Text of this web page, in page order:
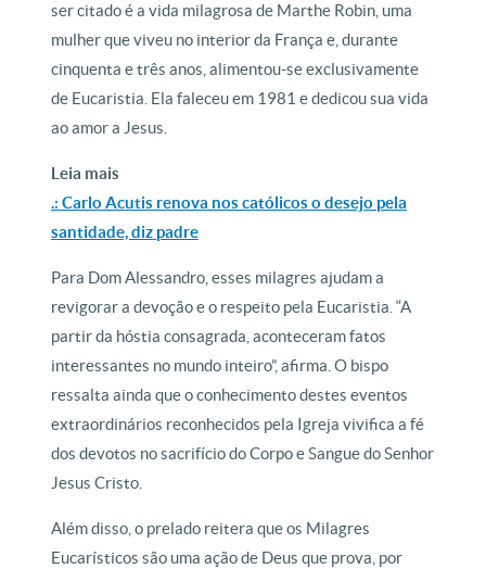
ser citado é a vida milagrosa de Marthe Robin, uma
mulher que viveu no interior da França e, durante
cinquenta e três anos, alimentou-se exclusivamente
de Eucaristia. Ela faleceu em 1981 e dedicou sua vida
ao amor a Jesus.
Leia mais
.: Carlo Acutis renova nos católicos o desejo pela
santidade, diz padre
Para Dom Alessandro, esses milagres ajudam a
revigorar a devoção e o respeito pela Eucaristia. “A
partir da hóstia consagrada, aconteceram fatos
interessantes no mundo inteiro”, afirma. O bispo
ressalta ainda que o conhecimento destes eventos
extraordinários reconhecidos pela Igreja vivifica a fé
dos devotos no sacrifício do Corpo e Sangue do Senhor
Jesus Cristo.
Além disso, o prelado reitera que os Milagres
Eucarísticos são uma ação de Deus que prova, por